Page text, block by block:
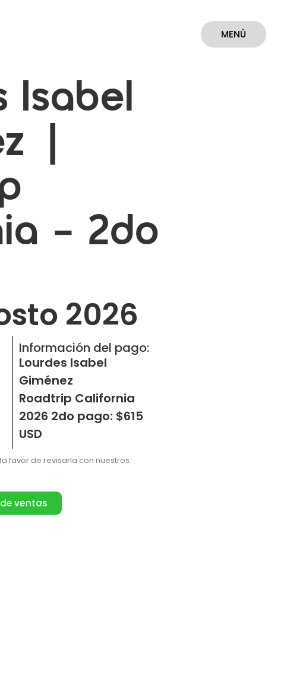
MENÚ
Isabel
|
– 2do
2026
Información del pago:
Lourdes Isabel
Giménez
Roadtrip California
2026 2do pago: $615
USD
favor de revisarla con nuestros
ventas